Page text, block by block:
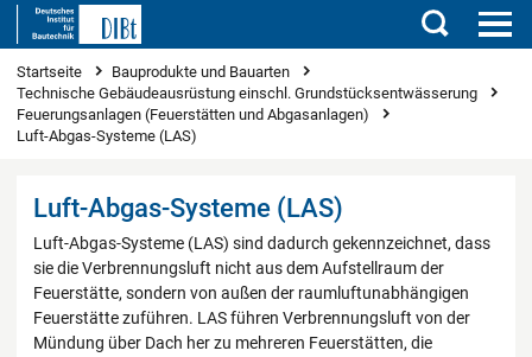
Suchen
Sie sind hier
Startseite
Bauprodukte und Bauarten
Technische Gebäudeausrüstung einschl. Grundstücksentwässerung
Feuerungsanlagen (Feuerstätten und Abgasanlagen)
Luft-Abgas-Systeme (LAS)
Luft-Abgas-Systeme (LAS)
Luft-Abgas-Systeme (LAS) sind dadurch gekennzeichnet, dass
sie die Verbrennungsluft nicht aus dem Aufstellraum der
Feuerstätte, sondern von außen der raumluftunabhängigen
Feuerstätte zuführen. LAS führen Verbrennungsluft von der
Mündung über Dach her zu mehreren Feuerstätten, die